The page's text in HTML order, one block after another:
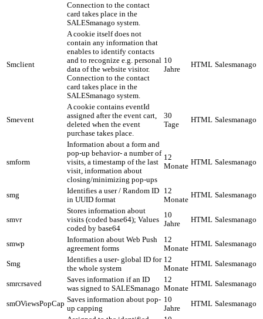
Connection to the contact
card takes place in the
SALESmanago system.
Smclient
A cookie itself does not
contain any information that
enables to identify contacts
and to recognize e.g. personal
data of the website visitor.
Connection to the contact
card takes place in the
SALESmanago system.
10
Jahre
HTML Salesmanago
Smevent
A cookie contains eventId
assigned after the event cart,
deleted when the event
purchase takes place.
30
Tage
HTML Salesmanago
smform
Information about a form and
pop-up behavior- a number of
visits, a timestamp of the last
visit, information about
closing/minimizing pop-ups
12
Monate HTML Salesmanago
smg
Identifies a user / Random ID
in UUID format
12
Monate
HTML Salesmanago
smvr
Stores information about
visits (coded base64); Values
coded by base64
10
Jahre
HTML Salesmanago
smwp
Information about Web Push
agreement forms
12
Monate
HTML Salesmanago
Smg
Identifies a user- global ID for
the whole system
12
Monate
HTML Salesmanago
smrcrsaved
Saves information if an ID
was signed to SALESmanago
12
Monate
HTML Salesmanago
smOViewsPopCap Saves information about pop-
up capping
10
Jahre
HTML Salesmanago